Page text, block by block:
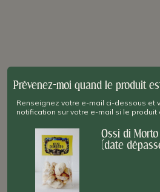
Prévenez-moi quand le produit
Renseignez votre e-mail ci-dessous et
notification sur votre e-mail si le produit
Ossi di
(date